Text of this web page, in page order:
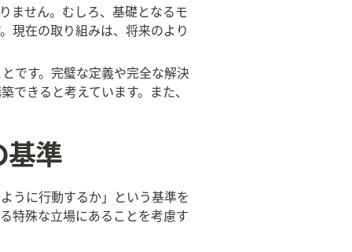
ません。むしろ、基礎となるモ
現在の取り組みは、将来のより
です。完璧な定義や完全な解決
きると考えています。また、
基準
うに行動するか」という基準を
特殊な立場にあることを考慮す